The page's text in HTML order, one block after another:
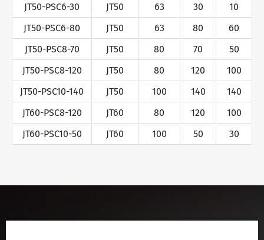
JT50-PSC6-30
JT50 63 30
10
JT50-PSC6-80
JT50 63 80
60
JT50-PSC8-70
JT50 80 70
50
JT50-PSC8-120
JT50 80 120
100
JT50-PSC10-140
JT50 100 140
140
JT60-PSC8-120
JT60 80 120
100
JT60-PSC10-50
JT60 100 50 30